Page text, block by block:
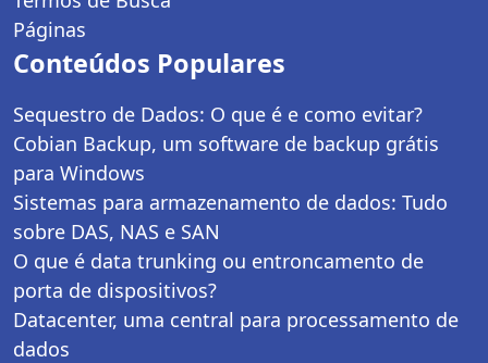
Páginas
Conteúdos Populares
Sequestro de Dados: O que é e como evitar?
Cobian Backup, um software de backup grátis
para Windows
Sistemas para armazenamento de dados: Tudo
sobre DAS, NAS e SAN
O que é data trunking ou entroncamento de
porta de dispositivos?
Datacenter, uma central para processamento de
dados